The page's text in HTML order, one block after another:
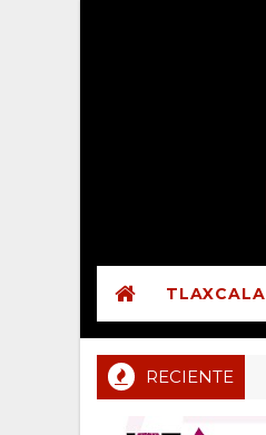
TLAXCALA
RECIENTE